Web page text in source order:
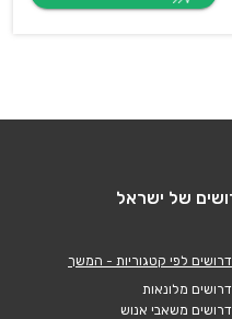
דרושים לפי קטגוריות - המשך
דרושים מלונאות
דרושים משאבי אנוש